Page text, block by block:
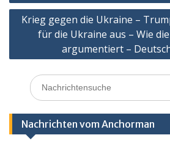
Krieg gegen die Ukraine –
für die Ukraine aus – Wie
argumentiert –
Search
for:
Nachrichten vom Anchorman